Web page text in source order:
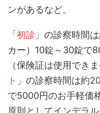
ンがあるなど。
「初診 」の診察時間
カー）10錠～30錠で
（保険証は使用でき
ト 」の診察時間は約
で5000円のお手軽価
原則としてインデラル